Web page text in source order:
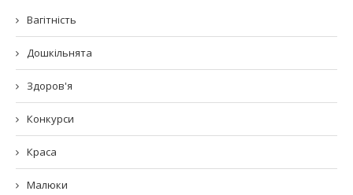
Вагітність
Дошкільнята
Здоров'я
Конкурси
Краса
Малюки